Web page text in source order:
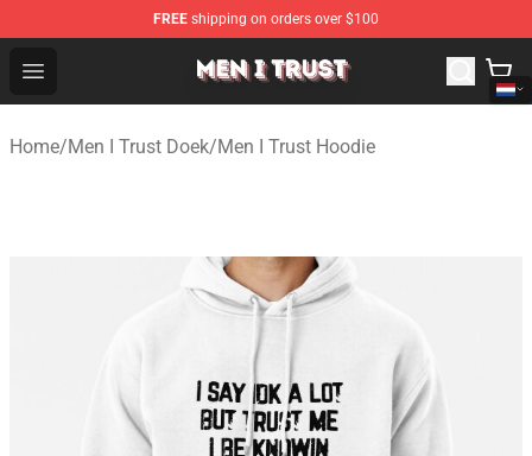
FREE shipping on orders over $100
Open menu
Men I Trust Shop - Official Men I Trust Merchandise Store
Home/Men I Trust Doek/Men I Trust Hoodie